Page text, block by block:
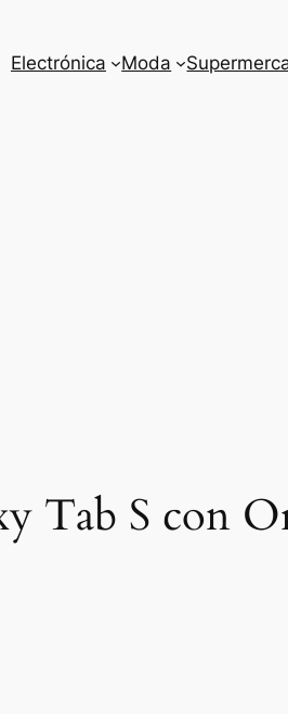
Electrónica Moda
Tab S con